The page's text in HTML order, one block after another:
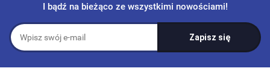
I bądź na bieżąco ze wszystkimi nowościami!